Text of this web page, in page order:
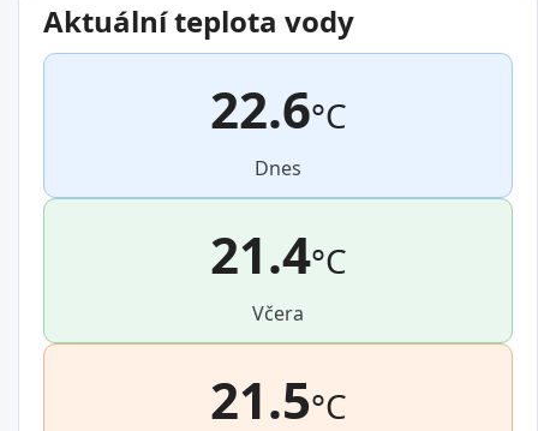
Aktuální teplota vody
22.6°C
Dnes
21.4°C
Včera
21.5°C